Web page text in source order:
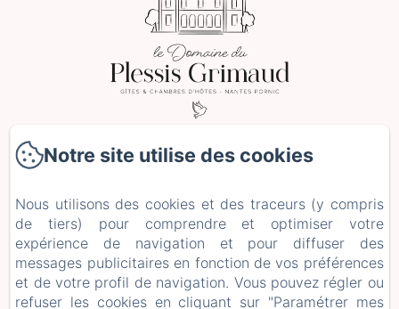
2 Le Plessis Grimaud, Saint-Viaud
Accueil
Hébergements
Séjours et Ateliers
+ d'infos
Notre site utilise des cookies
Nous utilisons des cookies et des traceurs (y compris
de tiers) pour comprendre et optimiser votre
expérience de navigation et pour diffuser des
messages publicitaires en fonction de vos préférences
et de votre profil de navigation. Vous pouvez régler ou
refuser les cookies en cliquant sur "Paramétrer mes